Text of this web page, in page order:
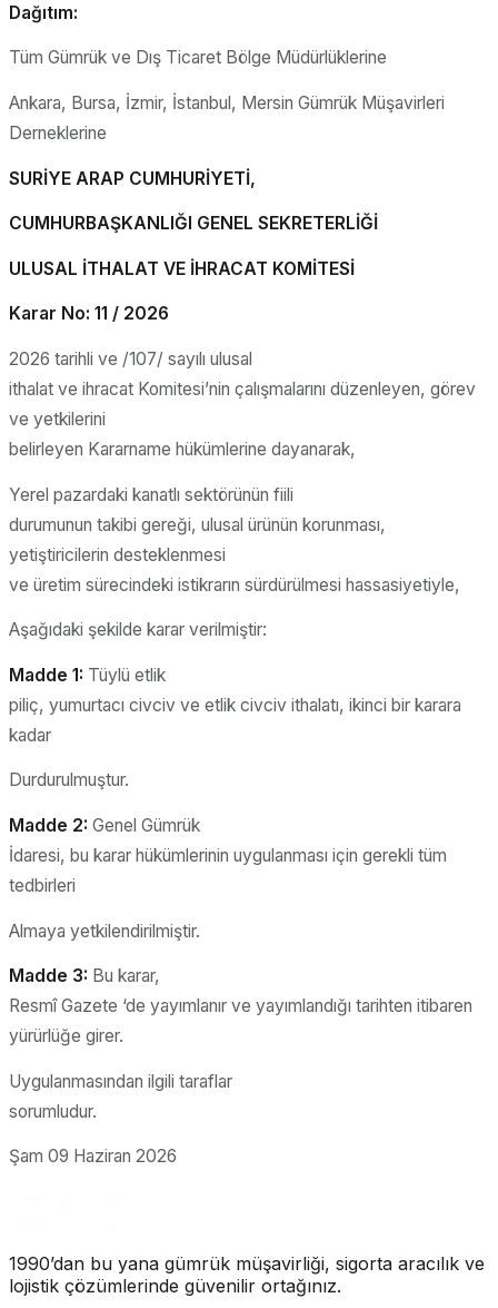
Dağıtım:
Tüm Gümrük ve Dış Ticaret Bölge Müdürlüklerine
Ankara, Bursa, İzmir, İstanbul, Mersin Gümrük Müşavirleri
Derneklerine
SURİYE ARAP CUMHURİYETİ,
CUMHURBAŞKANLIĞI GENEL SEKRETERLİĞİ
ULUSAL İTHALAT VE İHRACAT KOMİTESİ
Karar No: 11 / 2026
2026 tarihli ve /107/ sayılı ulusal
ithalat ve ihracat Komitesi’nin çalışmalarını düzenleyen, görev
ve yetkilerini
belirleyen Kararname hükümlerine dayanarak,
Yerel pazardaki kanatlı sektörünün fiili
durumunun takibi gereği, ulusal ürünün korunması,
yetiştiricilerin desteklenmesi
ve üretim sürecindeki istikrarın sürdürülmesi hassasiyetiyle,
Aşağıdaki şekilde karar verilmiştir:
Madde 1: Tüylü etlik
piliç, yumurtacı civciv ve etlik civciv ithalatı, ikinci bir karara
kadar
Durdurulmuştur.
Madde 2: Genel Gümrük
İdaresi, bu karar hükümlerinin uygulanması için gerekli tüm
tedbirleri
Almaya yetkilendirilmiştir.
Madde 3: Bu karar,
Resmî Gazete ‘de yayımlanır ve yayımlandığı tarihten itibaren
yürürlüğe girer.
Uygulanmasından ilgili taraflar
sorumludur.
Şam 09 Haziran 2026
1990’dan bu yana gümrük müşavirliği, sigorta aracılık ve
lojistik çözümlerinde güvenilir ortağınız.